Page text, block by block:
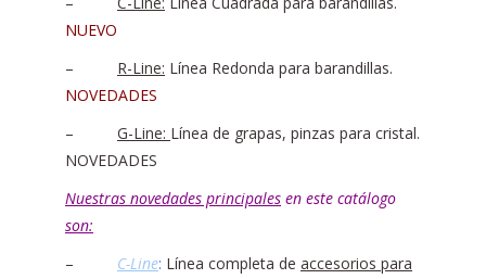
NUEVO
– R-Line: Línea Redonda para barandillas.
NOVEDADES
– G-Line: Línea de grapas, pinzas para cristal.
NOVEDADES
Nuestras novedades principales en este catálogo
son:
– C-Line: Línea completa de accesorios para